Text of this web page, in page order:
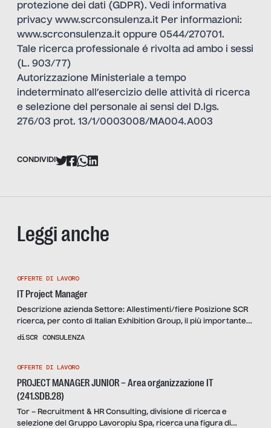
protezione dei dati (GDPR). Vedi informativa
privacy www.scrconsulenza.it Per informazioni:
www.scrconsulenza.it oppure 0544/270701.
Tale ricerca professionale é rivolta ad ambo i sessi
(L. 903/77)
Autorizzazione Ministeriale a tempo
indeterminato all’esercizio delle attività di ricerca
e selezione del personale ai sensi del D.lgs.
276/03 prot. 13/1/0003008/MA004.A003
CONDIVIDI
Leggi anche
OFFERTE DI LAVORO
IT Project Manager
Descrizione azienda Settore: Allestimenti/fiere Posizione SCR
ricerca, per conto di Italian Exhibition Group, il più importante
provider Italiano del settore Exhibition & Convention, una
l’IT Business Support Manager, di gestire ed implementare
progetti IT con focus rivolto […]
diSCR CONSULENZA
OFFERTE DI LAVORO
PROJECT MANAGER JUNIOR – Area organizzazione IT
(241.SDB.28)
Tor – Recruitment & HR Consulting, divisione di ricerca e
selezione del Gruppo Lavoropiu Spa, ricerca una figura di